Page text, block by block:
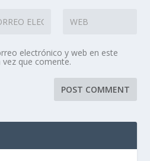
electrónico y web en este
que comente.